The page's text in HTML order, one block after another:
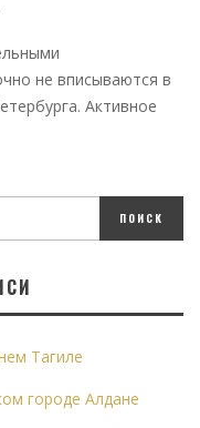
не вписываются в
Активное
Тагиле
городе Алдане